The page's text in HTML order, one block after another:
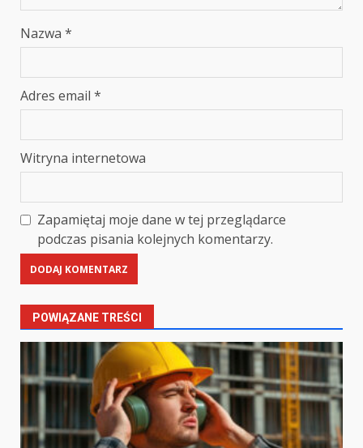
Nazwa *
Adres email *
Witryna internetowa
Zapamiętaj moje dane w tej przeglądarce
podczas pisania kolejnych komentarzy.
POWIĄZANE TREŚCI